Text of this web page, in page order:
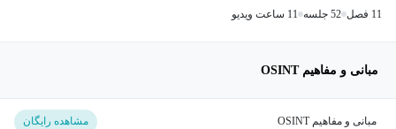
11 فصل 52 جلسه 11 ساعت ویدیو
مبانی و مفاهیم OSINT
مبانی و مفاهیم OSINT مشاهده رایگان